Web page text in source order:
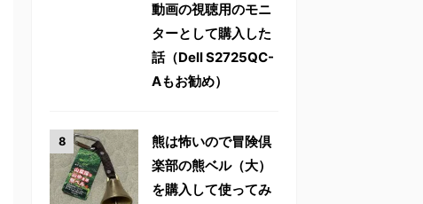
動画の視聴用のモニ
ターとして購入した
話（Dell S2725QC-
Aもお勧め）
熊は怖いので冒険倶
楽部の熊ベル（大）
を購入して使ってみ